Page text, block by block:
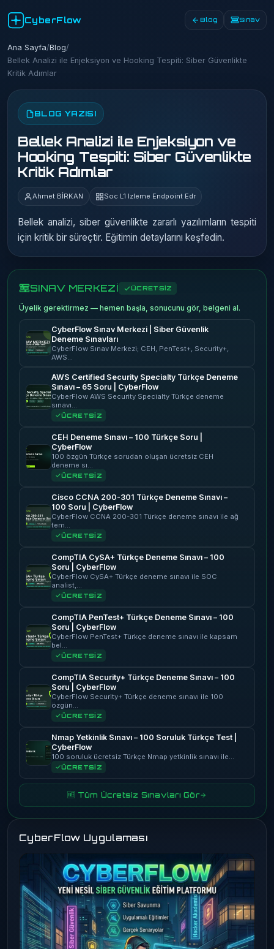
CyberFlow Blog Sınav
Ana Sayfa/Blog/
Bellek Analizi ile Enjeksiyon ve Hooking Tespiti: Siber Güvenlikte
Kritik Adımlar
BLOG YAZISI
Bellek Analizi ile Enjeksiyon ve
Hooking Tespiti: Siber Güvenlikte
Kritik Adımlar
Ahmet BİRKAN Soc L1 Izleme Endpoint Edr
Bellek analizi, siber güvenlikte zararlı yazılımların tespiti
için kritik bir süreçtir. Eğitimin detaylarını keşfedin.
SINAV MERKEZİ ÜCRETSİZ
Üyelik gerektirmez — hemen başla, sonucunu gör, belgeni al.
CyberFlow Sınav Merkezi | Siber Güvenlik
Deneme Sınavları
CyberFlow Sınav Merkezi; CEH, PenTest+, Security+,
AWS…
AWS Certified Security Specialty Türkçe Deneme
Sınavı – 65 Soru | CyberFlow
CyberFlow AWS Security Specialty Türkçe deneme
sınavı…
ÜCRETSİZ
CEH Deneme Sınavı – 100 Türkçe Soru |
CyberFlow
100 özgün Türkçe sorudan oluşan ücretsiz CEH
deneme sı…
ÜCRETSİZ
Cisco CCNA 200-301 Türkçe Deneme Sınavı –
100 Soru | CyberFlow
CyberFlow CCNA 200-301 Türkçe deneme sınavı ile ağ
tem…
ÜCRETSİZ
CompTIA CySA+ Türkçe Deneme Sınavı – 100
Soru | CyberFlow
CyberFlow CySA+ Türkçe deneme sınavı ile SOC
analist,…
ÜCRETSİZ
CompTIA PenTest+ Türkçe Deneme Sınavı – 100
Soru | CyberFlow
CyberFlow PenTest+ Türkçe deneme sınavı ile kapsam
bel…
ÜCRETSİZ
CompTIA Security+ Türkçe Deneme Sınavı – 100
Soru | CyberFlow
CyberFlow Security+ Türkçe deneme sınavı ile 100
özgün…
ÜCRETSİZ
Nmap Yetkinlik Sınavı – 100 Soruluk Türkçe Test |
CyberFlow
100 soruluk ücretsiz Türkçe Nmap yetkinlik sınavı ile…
ÜCRETSİZ
🆓 Tüm Ücretsiz Sınavları Gör
CyberFlow Uygulaması